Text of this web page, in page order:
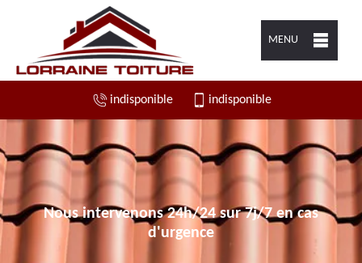
MENU
indisponible indisponible
Nous intervenons 24h/24 sur 7j/7 en cas
d'urgence